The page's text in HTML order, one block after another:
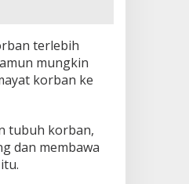
terlebih
mungkin
korban ke
tubuh korban,
dan membawa